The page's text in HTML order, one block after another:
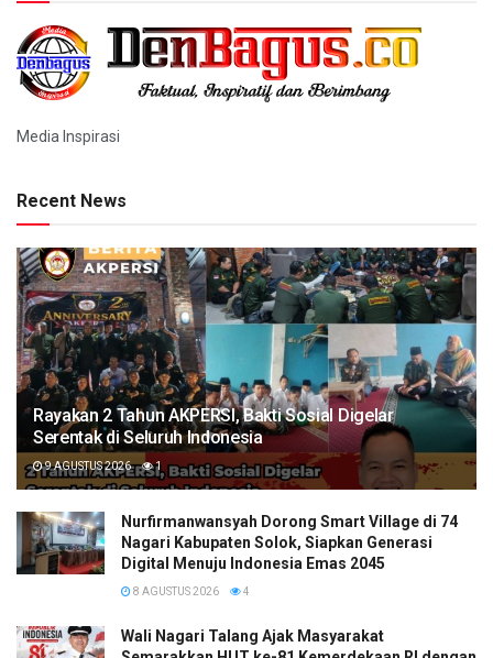
Media Inspirasi
Recent News
Rayakan 2 Tahun AKPERSI, Bakti Sosial Digelar
Serentak di Seluruh Indonesia
9 AGUSTUS 2026 1
Nurfirmanwansyah Dorong Smart Village di 74
Nagari Kabupaten Solok, Siapkan Generasi
Digital Menuju Indonesia Emas 2045
8 AGUSTUS 2026 4
Wali Nagari Talang Ajak Masyarakat